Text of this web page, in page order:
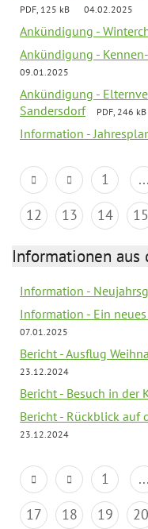
PDF, 125 kB 04.02.2025
Ankündigung -
Ankündigung -
09.01.2025
Ankündigung -
Sandersdorf
PDF, 246 kB
Information -
1 ...
12
13 14 15
Informationen aus
Information -
Information - Ein
07.01.2025
Bericht - Ausflug
23.12.2024
Bericht - Besuch in der
Bericht - Rückblick auf
23.12.2024
1 ...
17
18 19 20